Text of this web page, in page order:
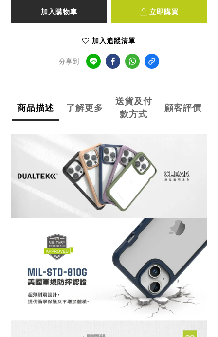
加入購物車 立即購買
加入追蹤清單
分享到
商品描述 了解更多
送貨及付
款方式
顧客評價